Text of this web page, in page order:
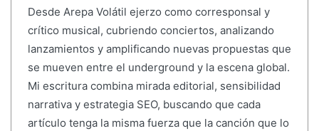
Desde Arepa Volátil ejerzo como corresponsal y
crítico musical, cubriendo conciertos, analizando
lanzamientos y amplificando nuevas propuestas que
se mueven entre el underground y la escena global.
Mi escritura combina mirada editorial, sensibilidad
narrativa y estrategia SEO, buscando que cada
artículo tenga la misma fuerza que la canción que lo